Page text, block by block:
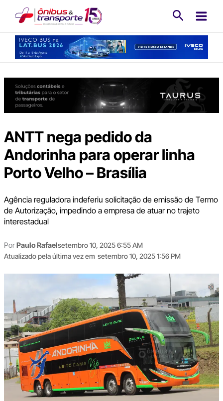
conteúdo
ANTT nega pedido da
Andorinha para operar linha
Porto Velho – Brasília
Agência reguladora indeferiu solicitação de emissão de Termo
de Autorização, impedindo a empresa de atuar no trajeto
interestadual
PorPaulo Rafaelsetembro 10, 2025 6:55 AM
Atualizado pela última vez em setembro 10, 2025 1:56 PM